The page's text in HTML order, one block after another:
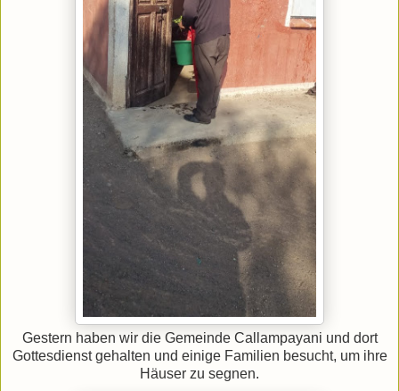
Gestern haben wir die Gemeinde Callampayani und dort
Gottesdienst gehalten und einige Familien besucht, um ihre
Häuser zu segnen.